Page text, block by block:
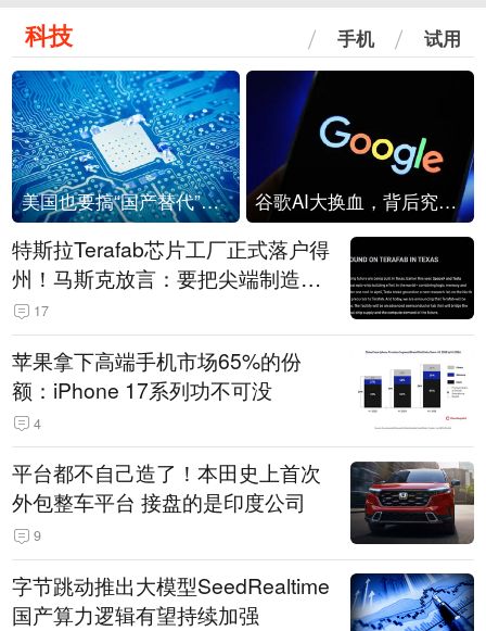
科技 手机 试用
美国也要搞“国产替代”？先算清三笔账 谷歌AI大换血，背后究竟发生了什么？
特斯拉Terafab芯片工厂正式落户得
州！马斯克放言：要把尖端制造带
回美国
17
苹果拿下高端手机市场65%的份
额：iPhone 17系列功不可没
4
平台都不自己造了！本田史上首次
外包整车平台 接盘的是印度公司
9
字节跳动推出大模型SeedRealtime
国产算力逻辑有望持续加强